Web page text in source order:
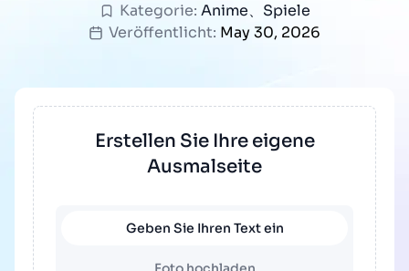
Kategorie: Anime、 Spiele
Veröffentlicht: May 30, 2026
Erstellen Sie Ihre eigene
Ausmalseite
Geben Sie Ihren Text ein